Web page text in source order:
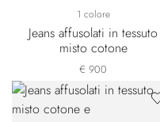
1 colore
Jeans affusolati in tessuto
misto cotone
€ 900